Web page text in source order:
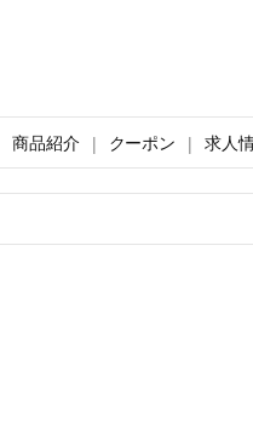
商品紹介 クーポン 求人